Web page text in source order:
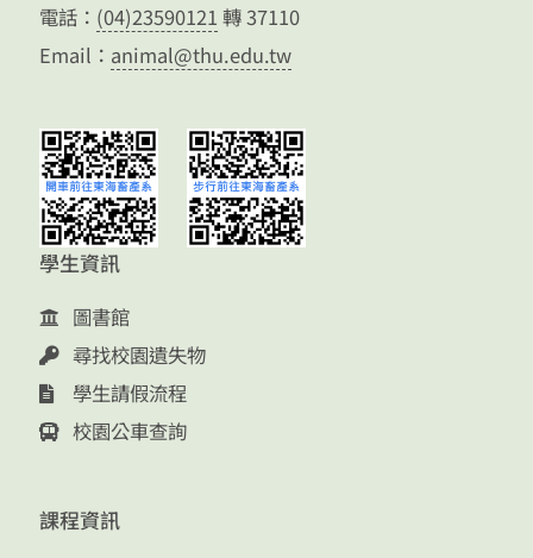
電話： (04)23590121 轉 37110
Email： animal@thu.edu.tw
學生資訊
圖書館
尋找校園遺失物
學生請假流程
校園公車查詢
課程資訊